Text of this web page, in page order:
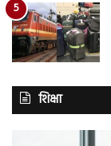
शिक्षा